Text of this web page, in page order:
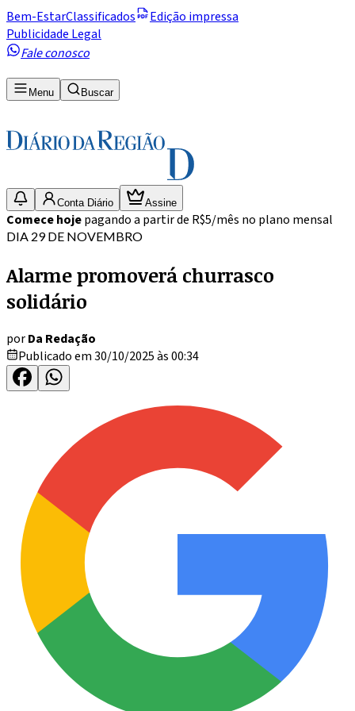
Bem-EstarClassificados
Edição impressa
Publicidade Legal
Fale conosco
Menu Buscar
Conta Diário Assine
Comece hojepagando a partir de R$5/mês no plano mensal
DIA 29 DE NOVEMBRO
Alarme promoverá churrasco
solidário
porDa Redação
Publicado em 30/10/2025 às 00:34